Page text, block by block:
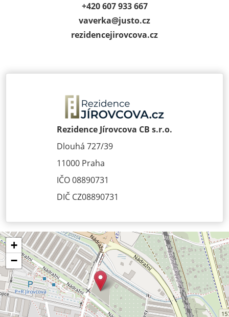
+420 607 933 667
vaverka@justo.cz
rezidencejirov­cova.cz
Rezidence Jírovcova CB s.r.o.
Dlouhá 727/39
11000 Praha
IČO 08890731
DIČ CZ08890731
+
−